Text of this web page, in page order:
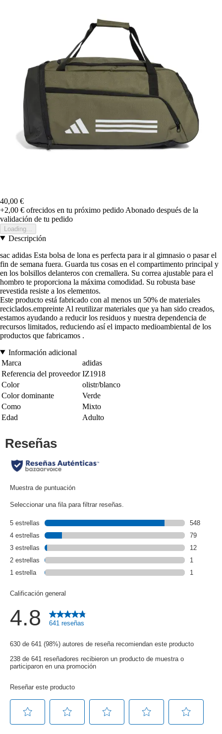
40,00 €
+2,00 € ofrecidos en tu próximo pedido Abonado después de la
validación de tu pedido
Loading...
Descripción
sac adidas Esta bolsa de lona es perfecta para ir al gimnasio o pasar el
fin de semana fuera. Guarda tus cosas en el compartimento principal y
en los bolsillos delanteros con cremallera. Su correa ajustable para el
hombro te proporciona la máxima comodidad. Su robusta base
revestida resiste a los elementos.
Este producto está fabricado con al menos un 50% de materiales
reciclados.empreinte Al reutilizar materiales que ya han sido creados,
estamos ayudando a reducir los residuos y nuestra dependencia de
recursos limitados, reduciendo así el impacto medioambiental de los
productos que fabricamos .
Información adicional
Marca
adidas
Referencia del proveedor IZ1918
Color
olistr/blanco
Color dominante
Verde
Como
Mixto
Edad
Adulto